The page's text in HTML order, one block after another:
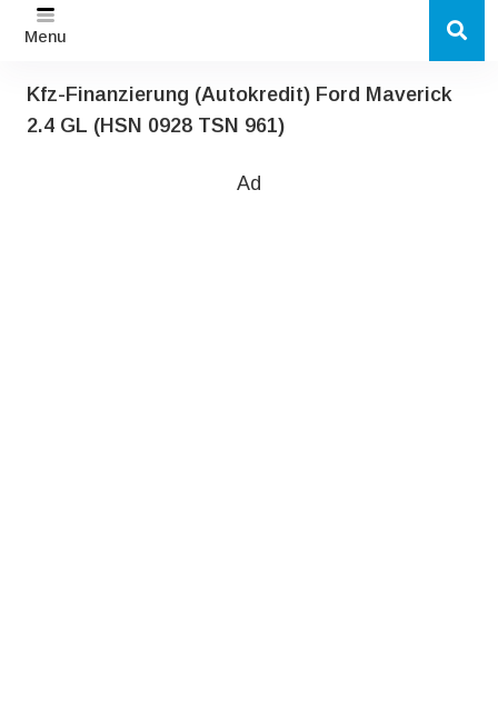
Menu
Kfz-Finanzierung (Autokredit) Ford Maverick
2.4 GL (HSN 0928 TSN 961)
Ad